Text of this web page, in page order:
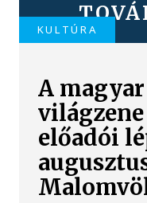
KULTÚRA
A
előadói